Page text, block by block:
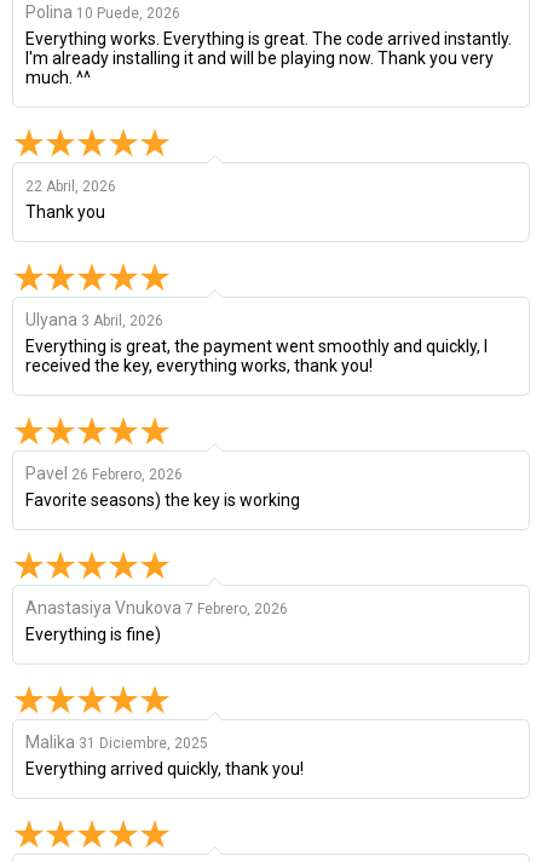
Polina 10 Puede, 2026
Everything works. Everything is great. The code arrived instantly.
I'm already installing it and will be playing now. Thank you very
much. ^^
22 Abril, 2026
Thank you
Ulyana 3 Abril, 2026
Everything is great, the payment went smoothly and quickly, I
received the key, everything works, thank you!
Pavel 26 Febrero, 2026
Favorite seasons) the key is working
Anastasiya Vnukova 7 Febrero, 2026
Everything is fine)
Malika 31 Diciembre, 2025
Everything arrived quickly, thank you!